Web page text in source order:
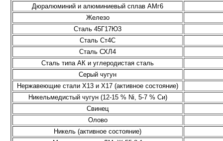
Дюралюминий и алюминиевый сплав АМг6
Железо
Сталь 45Г17Ю3
Сталь Ст4С
Сталь СХЛ4
Сталь типа АК и углеродистая сталь
Серый чугун
Нержавеющие стали Х13 и Х17 (активное состояние)
Никельмедистый чугун (12-15 % Ni, 5-7 % Си)
Свинец
Олово
Никель (активное coстояние)